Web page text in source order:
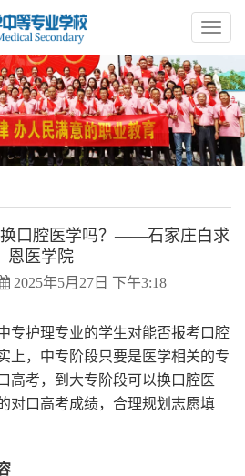
口腔医学吗？——石家庄白求
恩医学院
2025年5月27日 下午3:18
专护理专业的学生对能否报考口腔
上，中专阶段只要是医学相关的专
高考，到大专阶段可以换口腔医
对口高考成绩，合理规划志愿填